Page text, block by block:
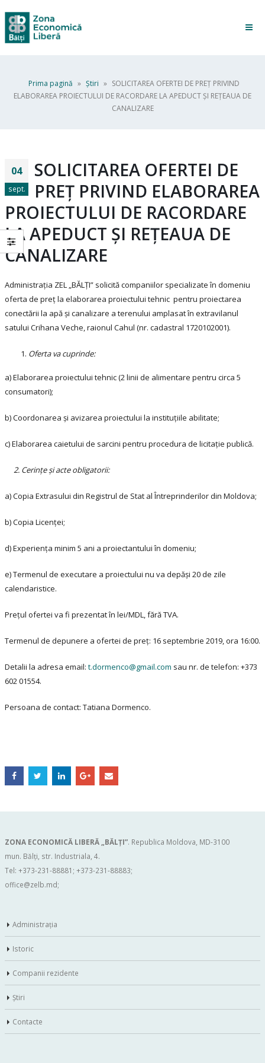
Prima pagină » Ştiri » SOLICITAREA OFERTEI DE PREȚ PRIVIND
ELABORAREA PROIECTULUI DE RACORDARE LA APEDUCT ȘI REȚEAUA DE
CANALIZARE
04
sept.
SOLICITAREA OFERTEI DE
PREȚ PRIVIND ELABORAREA
PROIECTULUI DE RACORDARE
LA APEDUCT ȘI REȚEAUA DE
CANALIZARE
Administrația ZEL „BĂLȚI” solicită companiilor specializate în domeniu
oferta de preț la elaborarea proiectului tehnic pentru proiectarea
conectării la apă și canalizare a terenului amplasat în extravilanul
satului Crihana Veche, raionul Cahul (nr. cadastral 1720102001).
Oferta va cuprinde:
a) Elaborarea proiectului tehnic (2 linii de alimentare pentru circa 5
consumatori);
b) Coordonarea și avizarea proiectului la instituțiile abilitate;
c) Elaborarea caietului de sarcini pentru procedura de licitație publică.
2. Cerințe și acte obligatorii:
a) Copia Extrasului din Registrul de Stat al Întreprinderilor din Moldova;
b) Copia Licenței;
d) Experiența minim 5 ani a proiectantului în domeniu;
e) Termenul de executare a proiectului nu va depăși 20 de zile
calendaristice.
Prețul ofertei va fi prezentat în lei/MDL, fără TVA.
Termenul de depunere a ofertei de preț: 16 septembrie 2019, ora 16:00.
Detalii la adresa email: t.dormenco@gmail.com sau nr. de telefon: +373
602 01554.
Persoana de contact: Tatiana Dormenco.
ZONA ECONOMICĂ LIBERĂ „BĂLŢI”. Republica Moldova, MD-3100
mun. Bălți, str. Industriala, 4.
Tel: +373-231-88881; +373-231-88883;
office@zelb.md;
Administraţia
Istoric
Companii rezidente
Ştiri
Contacte